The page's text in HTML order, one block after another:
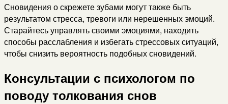
Сновидения о скрежете зубами могут также быть
результатом стресса, тревоги или нерешенных эмоций.
Старайтесь управлять своими эмоциями, находить
способы расслабления и избегать стрессовых ситуаций,
чтобы снизить вероятность подобных сновидений.
Консультации с психологом по
поводу толкования снов